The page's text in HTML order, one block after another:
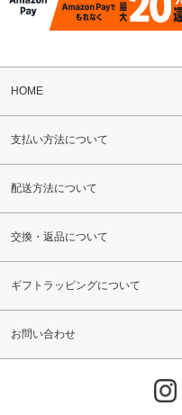
HOME
支払い方法について
配送方法について
交換・返品について
ギフトラッピングについて
お問い合わせ